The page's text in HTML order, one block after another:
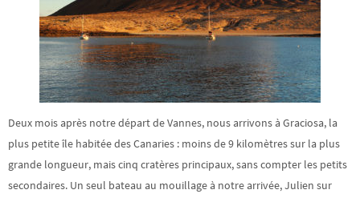
Deux mois après notre départ de Vannes, nous arrivons à Graciosa, la
plus petite île habitée des Canaries : moins de 9 kilomètres sur la plus
grande longueur, mais cinq cratères principaux, sans compter les petits
secondaires. Un seul bateau au mouillage à notre arrivée, Julien sur